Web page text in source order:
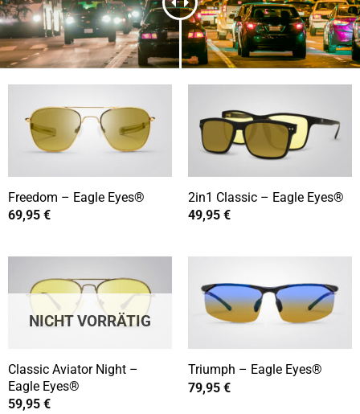
Freedom – Eagle Eyes®
69,95 €
2in1 Classic – Eagle Eyes®
49,95 €
NICHT VORRÄTIG
Classic Aviator Night –
Eagle Eyes®
59,95 €
Triumph – Eagle Eyes®
79,95 €